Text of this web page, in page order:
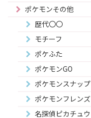
ポケモンその他
歴代〇〇
モチーフ
ポケふた
ポケモンGO
ポケモンスナップ
ポケモンフレンズ
名探偵ピカチュウ